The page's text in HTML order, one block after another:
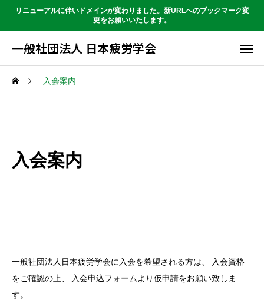
リニューアルに伴いドメインが変わりました。新URLへのブックマーク変
更をお願いいたします。
一般社団法人 日本疲労学会
入会案内
入会案内
一般社団法人日本疲労学会に入会を希望される方は、 入会資格
をご確認の上、 入会申込フォームより仮申請をお願い致しま
す。